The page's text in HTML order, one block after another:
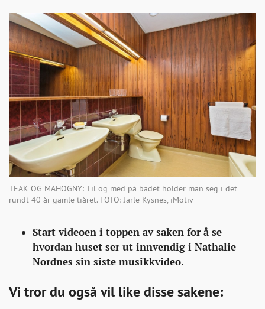
TEAK OG MAHOGNY: Til og med på badet holder man seg i det
rundt 40 år gamle tiåret. FOTO: Jarle Kysnes, iMotiv
Start videoen i toppen av saken for å se
hvordan huset ser ut innvendig i Nathalie
Nordnes sin siste musikkvideo.
Vi tror du også vil like disse sakene: